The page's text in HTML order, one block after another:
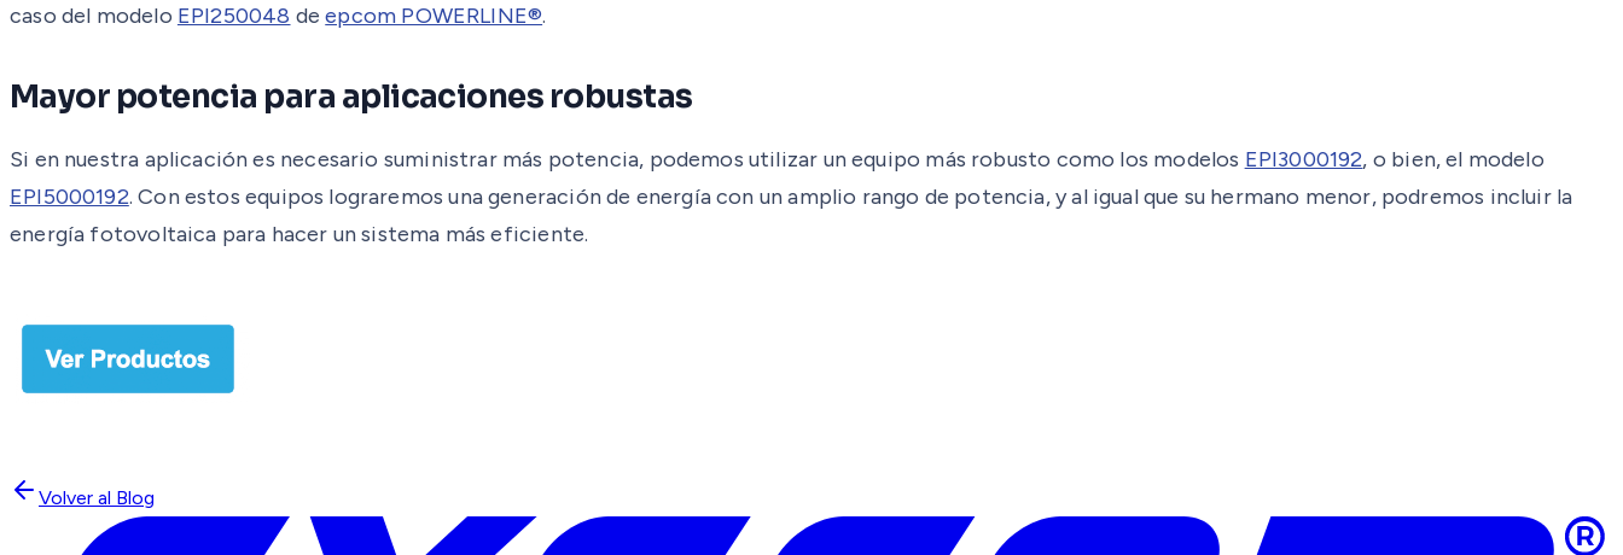
caso del modelo EPI250048 deepcom POWERLINE®.
Mayor potencia para aplicaciones robustas
Si en nuestra aplicación es necesario suministrar más potencia, podemos utilizar un equipo más robusto como los modelos EPI3000192, o bien, el modelo
EPI5000192. Con estos equipos lograremos una generación de energía con un amplio rango de potencia, y al igual que su hermano menor, podremos incluir la
energía fotovoltaica para hacer un sistema más eficiente.
Volver al Blog